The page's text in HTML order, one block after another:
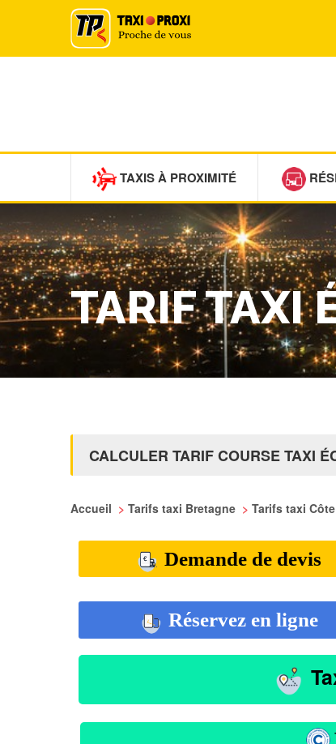
TAXIS À PROXIMITÉ
TARIF TAXI
CALCULER TARIF COURSE TAXI
Accueil > Tarifs taxi Bretagne > Tarifs taxi
Demande de devis
Réservez en ligne